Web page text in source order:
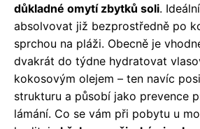
důkladné omytí zbytků soli.
absolvovat již bezprostředně po
sprchou na pláži. Obecně je
dvakrát do týdne hydratovat
kokosovým olejem – ten navíc
strukturu a působí jako prevence
lámání. Co se vám při pobytu u